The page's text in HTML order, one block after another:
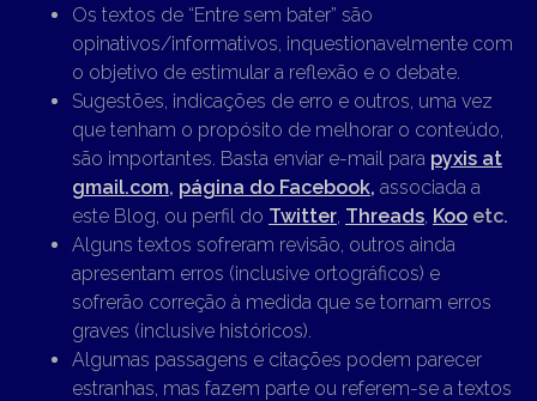
Os textos de “Entre sem bater” são
opinativos/informativos, inquestionavelmente com
o objetivo de estimular a reflexão e o debate.
Sugestões, indicações de erro e outros, uma vez
que tenham o propósito de melhorar o conteúdo,
são importantes. Basta enviar e-mail para pyxis at
gmail.com, página do Facebook, associada a
este Blog, ou perfil do Twitter Threads Koo etc.
Alguns textos sofreram revisão, outros ainda
apresentam erros (inclusive ortográficos) e
sofrerão correção à medida que se tornam erros
graves (inclusive históricos).
Algumas passagens e citações podem parecer
estranhas, mas fazem parte ou referem-se a textos